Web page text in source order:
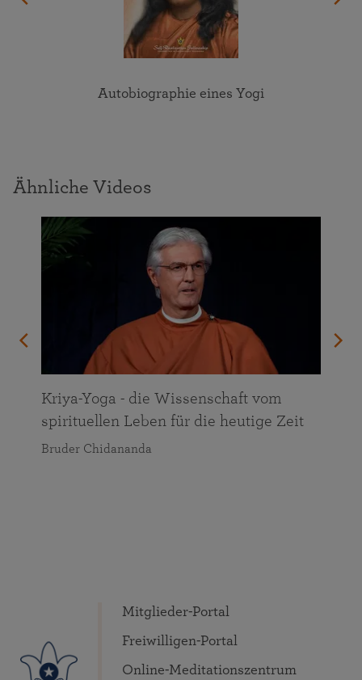
Autobiographie eines Yogi
Ähnliche Videos
Kriya-Yoga - die Wissenschaft vom
spirituellen Leben für die heutige Zeit
Bruder Chidananda
Mitglieder-Portal
Freiwilligen-Portal
Online-Meditationszentrum